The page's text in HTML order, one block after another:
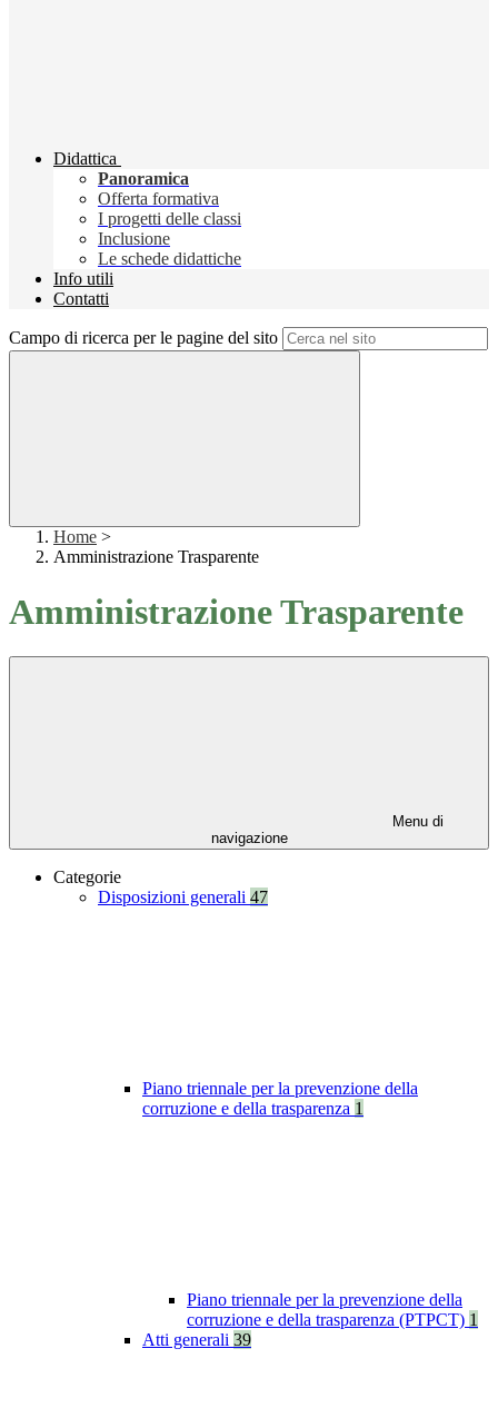
Didattica
Panoramica
Offerta formativa
I progetti delle classi
Inclusione
Le schede didattiche
Info utili
Contatti
Campo di ricerca per le pagine del sito
Home >
Amministrazione Trasparente
Amministrazione Trasparente
Menu di
navigazione
Categorie
Disposizioni generali 47
Piano triennale per la prevenzione della
corruzione e della trasparenza 1
Piano triennale per la prevenzione della
corruzione e della trasparenza (PTPCT) 1
Atti generali 39